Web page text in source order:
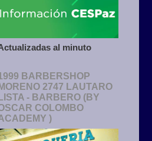
al minuto
BARBERSHOP
MORENO 2747 LAUTARO
LISTA - BARBERO (BY
COLOMBO
)